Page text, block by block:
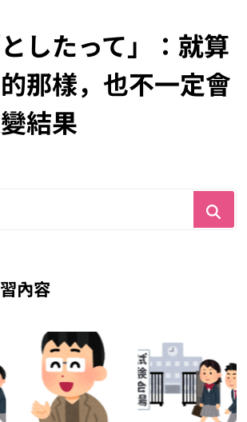
としたって」：就算
那樣，也不一定會
結果
內容